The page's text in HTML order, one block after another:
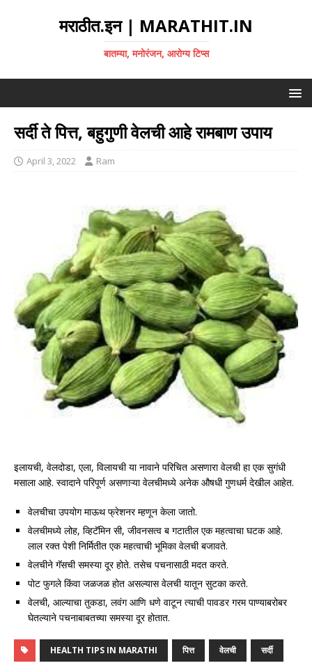
मराठीत.इन | MARATHIT.IN
बातम्या, मनोरंजन, आरोग्य टिप्स
सर्दी ते पित्त, बहुगुणी वेलची आहे रामबाण उपाय
April 3, 2022 Ram
इलायची, वेलदोडा, एला, विलायची या नावाने परिचित असणारा वेलची हा एक सुगंधी
मसाला आहे. स्वादाने परिपूर्ण असणाऱ्या वेलचीमध्ये अनेक औषधी गुणधर्म देखील आहेत.
वेलचीचा उपयोग माऊथ फ्रेशनर म्हणून केला जातो.
वेलचीमध्ये लोह, व्हिटॅमिन सी, जीवनसत्व ब गटातील एक महत्वाचा घटक आहे.
लाल रक्त पेशी निर्मितीत एक महत्वाची भूमिका वेलची बजावते.
वेलचीने गॅसची समस्या दूर होते. तसेच पचनासाठी मदत करते.
पोट फुगले किंवा जळजळ होत असल्यास वेलची यातून सुटका करते.
वेलची, आल्याचा तुकडा, लवंग आणि धणे वाटून त्याची पावडर गरम पाण्याबरोबर
घेतल्याने पचनाबाबतच्या समस्या दूर होतात.
HEALTH TIPS IN MARATHI पित्त वेलची सर्दी